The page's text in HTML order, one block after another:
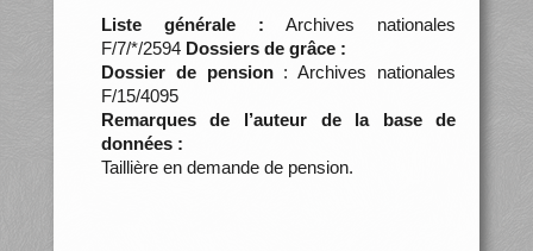
Liste générale : Archives nationales
F/7/*/2594 Dossiers de grâce :
Dossier de pension: Archives nationales
F/15/4095
Remarques de l’auteur de la base de
données :
Taillière en demande de pension.